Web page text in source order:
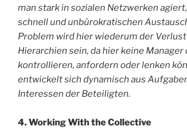
man stark in sozialen Netzwerken
schnell und unbürokratischen
Problem wird hier wiederum der
Hierarchien sein, da hier keine Manager
kontrollieren, anfordern oder lenken
entwickelt sich dynamisch aus
Interessen der Beteiligten.
4. Working With the Collective